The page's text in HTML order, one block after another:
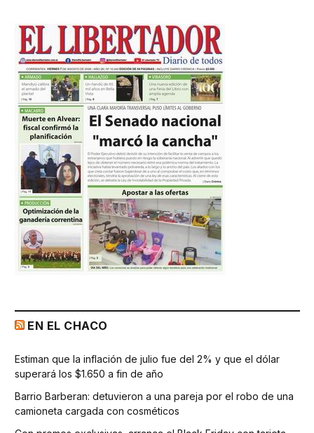
EN EL CHACO
Estiman que la inflación de julio fue del 2% y que el dólar
superará los $1.650 a fin de año
Barrio Barberan: detuvieron a una pareja por el robo de una
camioneta cargada con cosméticos